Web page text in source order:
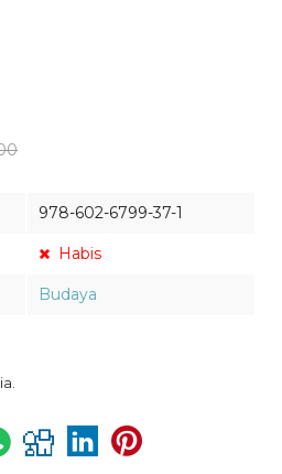
978-602-6799-37-1
Habis
Budaya